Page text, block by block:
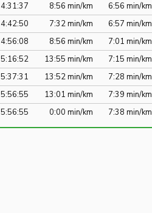
4:31:37 8:56 min/km
6:56 min/km
4:42:50 7:32 min/km
6:57 min/km
4:56:08 8:56 min/km
7:01 min/km
5:16:52 13:55 min/km
7:15 min/km
5:37:31 13:52 min/km
7:28 min/km
5:56:55 13:01 min/km
7:39 min/km
5:56:55 0:00 min/km 7:38 min/km